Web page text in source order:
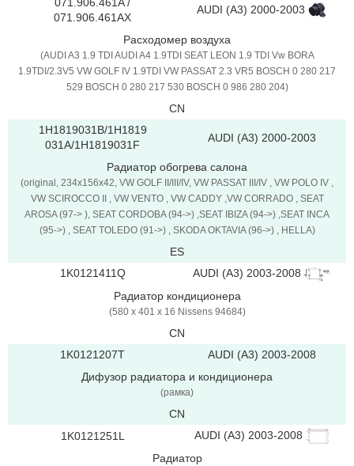
071.906.461AX
AUDI (A3) 2000-2003
Расходомер воздуха
(AUDI A3 1.9 TDI AUDI A4 1.9TDI SEAT LEON 1.9 TDI Vw BORA
1.9TDI/2.3V5 VW GOLF IV 1.9TDI VW PASSAT 2.3 VR5 BOSCH 0 280 217
529 BOSCH 0 280 217 530 BOSCH 0 986 280 204)
CN
1H1819031B/1H1819
031A/1H1819031F
AUDI (A3) 2000-2003
Радиатор обогрева салона
(original, 234x156x42, VW GOLF II/III/IV, VW PASSAT III/IV , VW POLO IV ,
VW SCIROCCO II , VW VENTO , VW CADDY ,VW CORRADO , SEAT
AROSA (97-> ), SEAT CORDOBA (94->) ,SEAT IBIZA (94->) ,SEAT INCA
(95->) , SEAT TOLEDO (91->) , SKODA OKTAVIA (96->) , HELLA)
ES
1K0121411Q
AUDI (A3) 2003-2008
Радиатор кондиционера
(580 x 401 x 16 Nissens 94684)
CN
1K0121207T
AUDI (A3) 2003-2008
Дифузор радиатора и кондиционера
(рамка)
CN
1K0121251L
AUDI (A3) 2003-2008
Радиатор